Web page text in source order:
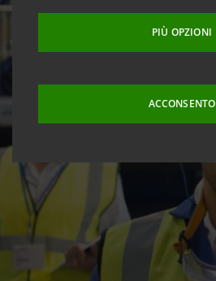
PIÙ OPZIONI
ACCONSENTO